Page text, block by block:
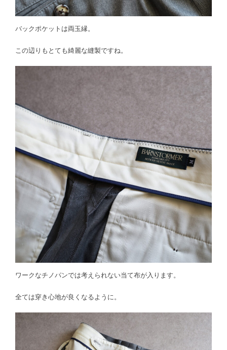
バックポケットは両玉縁。
この辺りもとても綺麗な縫製ですね。
ワークなチノパンでは考えられない当て布が入ります。
全ては穿き心地が良くなるように。